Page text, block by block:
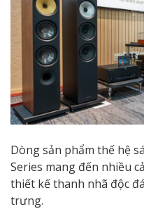
Dòng sản phẩm thế hệ
Series mang đến nhiều
thiết kế thanh nhã độc
trưng.